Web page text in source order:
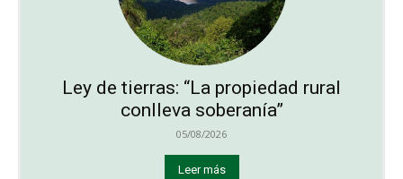
Ley de tierras: “La propiedad rural
conlleva soberanía”
05/08/2026
Leer más